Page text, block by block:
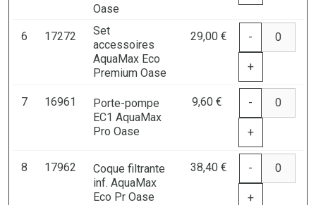
Oase
6 17272
Set
accessoires
AquaMax Eco
Premium Oase
29,00 € -
+
7 16961
Porte-pompe
EC1 AquaMax
Pro Oase
9,60 € -
+
8 17962
Coque filtrante
inf. AquaMax
Eco Pr Oase
38,40 € -
+